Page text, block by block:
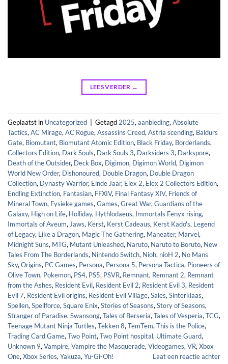
LEES VERDER →
Geplaatst in Uncategorized Getagd 2025, aanbieding, Absolute
Tactics, AC Mirage, AC Rogue, Assassins Creed, Astria scending, Baldurs
Gate, Biomutant, Biomutant Atomic Edition, Black Friday, Borderlands,
Collectors Edition, Dark Souls, Dark Souls 3, Darksiders 3, Darkspore,
Death of the Outsider, Deck Box, Digimon, Digimon World, Digimon
World New Order, Dishonoured, Double Dragon, Double Dragon
Collection, Dynasty Warrior, Einde Jaar, Elex 2, Elex 2 Collectors Edition,
Endling Extinction, Fantasian, FFXIV, Final Fantasy XIV, Friends of
Mineral Town, Fysieke games, Games, Great War, Guardians of the
Galaxy, High on Life, Holliday, Hythlodaeus, Immortals Fenyx rising,
Immortals of Aveum, Jaws, Kerst, Kerst Cadeaus, Kerst Kado's, Legend
of Legacy, Like a Dragon, Magic The Gathering, Maneater, Marvel,
Midnight Suns, MTG, Mutant Unleashed, Naruto, Naruto to Boruto, New
Tales From The Borderlands, Nintendo Switch, Nioh, nioH 2, No Mans
Sky, Origins, PC Games, Persona, Persona 5, Persona Tactica, Pioneers of
Olive Town, Pokemon, PS4, PS5, PSVR, Remnant, Remnant 2, Remnant
from the Ashes, Resident Evil, Resident Evil 2, Resident Evil 3, Resident
Evil 7, Resident Evil origins, Resident Evil Village, Sales, Sinterklaas,
Spellen, Spellforce, Square Enix, Stories of Seasons, Story of Seasons,
Stranger of Paradise, Swansong, Tales of Berseria, Tales of Vesperia, TCG,
Teenage Mutant Ninja Turtles, Tekken 8, TemTem, This is the Police,
Trading Card Game, Two Point, Two Point hospital, Ultimate Guard,
Unknown 9, Vampire, Vampire the Masquerade, Videogames, VR, Xbox
One, Xbox Series, Yakuza, Yu-Gi-Oh! Laat een reactie achter